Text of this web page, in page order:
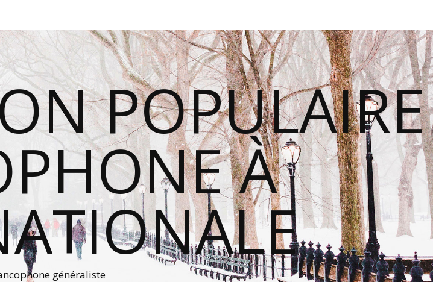
POPULAIRE
À
généraliste